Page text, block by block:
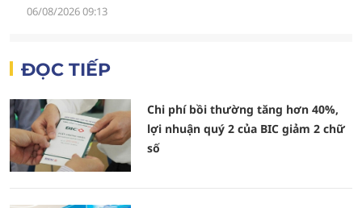
06/08/2026 09:13
ĐỌC TIẾP
Chi phí bồi thường tăng hơn 40%,
lợi nhuận quý 2 của BIC giảm 2 chữ
số